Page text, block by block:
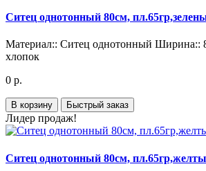
Ситец однотонный 80см,
Материал:: Ситец однотонный Ширина::
хлопок
0 р.
В корзину Быстрый заказ
Лидер продаж!
Ситец однотонный 80см,